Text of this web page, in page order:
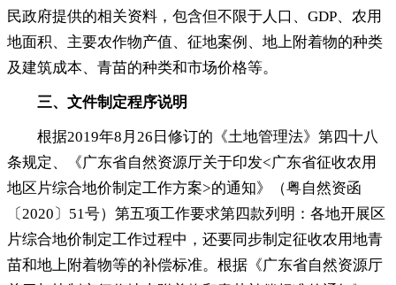
民政府提供的相关资料，包含但不限于人口、GDP、农用
地面积、主要农作物产值、征地案例、地上附着物的种类
及建筑成本、青苗的种类和市场价格等。
三、文件制定程序说明
根据2019年8月26日修订的《土地管理法》第四十八
条规定、《广东省自然资源厅关于印发<广东省征收农用
地区片综合地价制定工作方案>的通知》（粤自然资函
〔2020〕51号）第五项工作要求第四款列明：各地开展区
片综合地价制定工作过程中 ， 还要同步制定征收农用地青
苗和地上附着物等的补偿标准。根据《广东省自然资源厅